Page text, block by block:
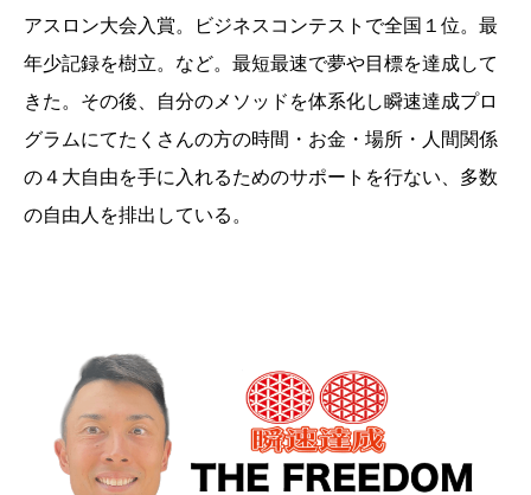
アスロン大会入賞。ビジネスコンテストで全国１位。最
年少記録を樹立。など。最短最速で夢や目標を達成して
きた。その後、自分のメソッドを体系化し瞬速達成プロ
グラムにてたくさんの方の時間・お金・場所・人間関係
の４大自由を手に入れるためのサポートを行ない、多数
の自由人を排出している。